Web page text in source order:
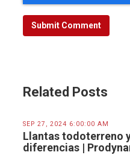
Related Posts
SEP 27, 2024 6:00:00 AM
Llantas todoterreno
diferencias |